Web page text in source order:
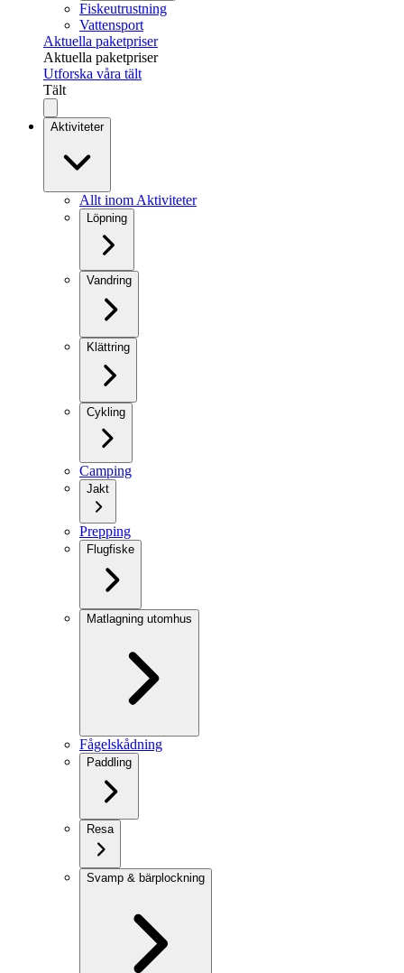
Fiskeutrustning
Vattensport
Aktuella paketpriser
Aktuella paketpriser
Utforska våra tält
Tält
Aktiviteter
Allt inom Aktiviteter
Löpning
Vandring
Klättring
Cykling
Camping
Jakt
Prepping
Flugfiske
Matlagning utomhus
Fågelskådning
Paddling
Resa
Svamp & bärplockning